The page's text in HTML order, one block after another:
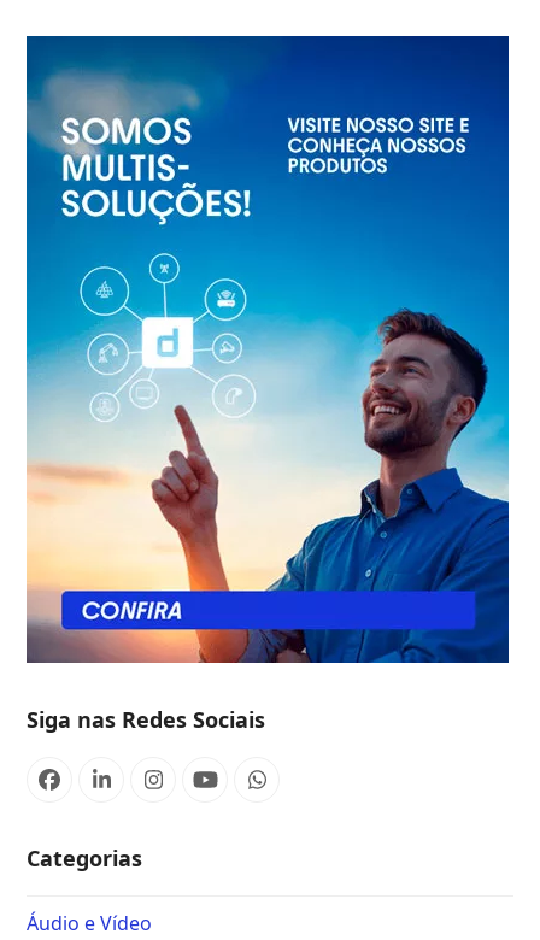
Siga nas Redes Sociais
Categorias
Áudio e Vídeo